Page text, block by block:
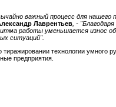
важный процесс для нашего
Лаврентьев , -
работы уменьшается износ
ситуаций".
технологии умного
предприятия.